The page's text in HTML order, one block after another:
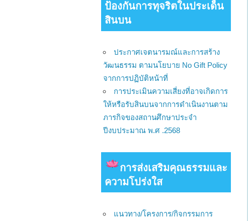
ป้องกันการทุจริตในประเด็น
สินบน
ประกาศเจตนารมณ์และการสร้าง
วัฒนธรรม ตามนโยบาย No Gift Policy
จากการปฏิบัติหน้าที่
การประเมินความเสี่ยงที่อาจเกิดการ
ให้หรือรับสินบนจากการดำเนินงานตาม
ภารกิจของสถานศึกษาประจำ
ปีงบประมาณ พ.ศ .2568
การส่งเสริมคุณธรรมและ
ความโปร่งใส
แนวทาง/โครงการ/กิจกรรมการ